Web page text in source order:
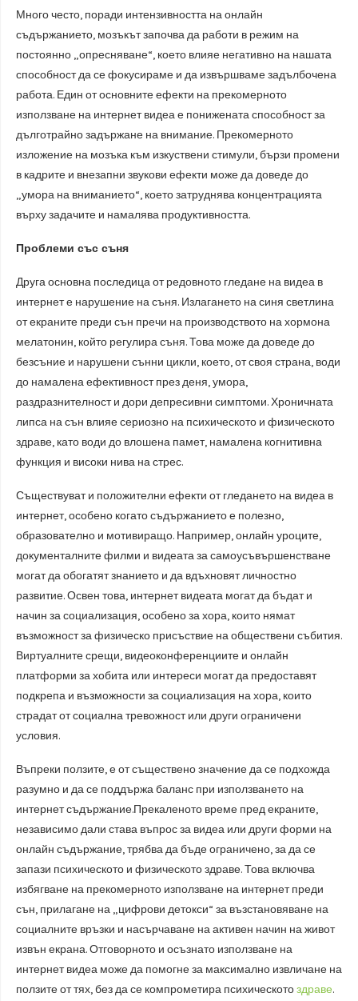
Много често, поради интензивността на онлайн
съдържанието, мозъкът започва да работи в режим на
постоянно „опресняване“, което влияе негативно на нашата
способност да се фокусираме и да извършваме задълбочена
работа. Един от основните ефекти на прекомерното
използване на интернет видеа е понижената способност за
дълготрайно задържане на внимание. Прекомерното
изложение на мозъка към изкуствени стимули, бързи промени
в кадрите и внезапни звукови ефекти може да доведе до
„умора на вниманието“, което затруднява концентрацията
върху задачите и намалява продуктивността.
Проблеми със съня
Друга основна последица от редовното гледане на видеа в
интернет е нарушение на съня. Излагането на синя светлина
от екраните преди сън пречи на производството на хормона
мелатонин, който регулира съня. Това може да доведе до
безсъние и нарушени сънни цикли, което, от своя страна, води
до намалена ефективност през деня, умора,
раздразнителност и дори депресивни симптоми. Хроничната
липса на сън влияе сериозно на психическото и физическото
здраве, като води до влошена памет, намалена когнитивна
функция и високи нива на стрес.
Съществуват и положителни ефекти от гледането на видеа в
интернет, особено когато съдържанието е полезно,
образователно и мотивиращо. Например, онлайн уроците,
документалните филми и видеата за самоусъвършенстване
могат да обогатят знанието и да вдъхновят личностно
развитие. Освен това, интернет видеата могат да бъдат и
начин за социализация, особено за хора, които нямат
възможност за физическо присъствие на обществени събития.
Виртуалните срещи, видеоконференциите и онлайн
платформи за хобита или интереси могат да предоставят
подкрепа и възможности за социализация на хора, които
страдат от социална тревожност или други ограничени
условия.
Въпреки ползите, е от съществено значение да се подхожда
разумно и да се поддържа баланс при използването на
интернет съдържание.Прекаленото време пред екраните,
независимо дали става въпрос за видеа или други форми на
онлайн съдържание, трябва да бъде ограничено, за да се
запази психическото и физическото здраве. Това включва
избягване на прекомерното използване на интернет преди
сън, прилагане на „цифрови детокси“ за възстановяване на
социалните връзки и насърчаване на активен начин на живот
извън екрана. Отговорното и осъзнато използване на
интернет видеа може да помогне за максимално извличане на
ползите от тях, без да се компрометира психическотоздраве.